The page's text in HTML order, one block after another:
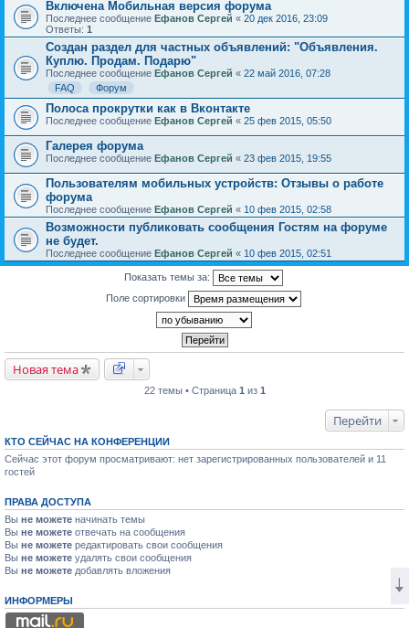
Включена Мобильная версия форума
Последнее сообщение Ефанов Сергей « 20 дек 2016, 23:09
Ответы: 1
Создан раздел для частных объявлений: "Объявления.
Куплю. Продам. Подарю"
Последнее сообщение Ефанов Сергей « 22 май 2016, 07:28
FAQ
Форум
Полоса прокрутки как в Вконтакте
Последнее сообщение Ефанов Сергей « 25 фев 2015, 05:50
Галерея форума
Последнее сообщение Ефанов Сергей « 23 фев 2015, 19:55
Пользователям мобильных устройств: Отзывы о работе
форума
Последнее сообщение Ефанов Сергей « 10 фев 2015, 02:58
Возможности публиковать сообщения Гостям на форуме
не будет.
Последнее сообщение Ефанов Сергей « 10 фев 2015, 02:51
Показать темы за:
Поле сортировки
Новая тема
22 темы • Страница 1 из 1
Перейти
КТО СЕЙЧАС НА КОНФЕРЕНЦИИ
Сейчас этот форум просматривают: нет зарегистрированных пользователей и 11
гостей
ПРАВА ДОСТУПА
Вы не можете начинать темы
Вы не можете отвечать на сообщения
Вы не можете редактировать свои сообщения
Вы не можете удалять свои сообщения
Вы не можете добавлять вложения
ИНФОРМЕРЫ